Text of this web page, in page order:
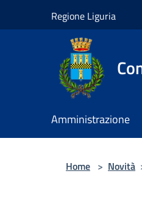
Regione Liguria
Amministrazione
Home > Novità